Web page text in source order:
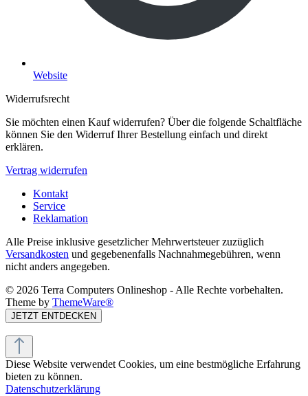
Website
Widerrufsrecht
Sie möchten einen Kauf widerrufen? Über die folgende Schaltfläche
können Sie den Widerruf Ihrer Bestellung einfach und direkt
erklären.
Vertrag widerrufen
Kontakt
Service
Reklamation
Alle Preise inklusive gesetzlicher Mehrwertsteuer zuzüglich
Versandkosten und gegebenenfalls Nachnahmegebühren, wenn
nicht anders angegeben.
© 2026 Terra Computers Onlineshop - Alle Rechte vorbehalten.
Theme by ThemeWare®
JETZT ENTDECKEN
Diese Website verwendet Cookies, um eine bestmögliche Erfahrung
bieten zu können.
Datenschutzerklärung